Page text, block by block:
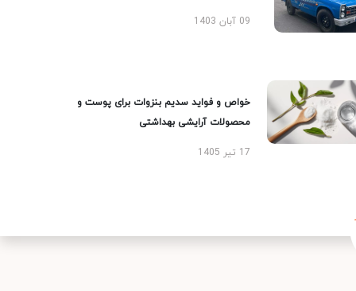
09 آبان 1403
خواص و فواید سدیم بنزوات برای پوست و
محصولات آرایشی بهداشتی
17 تیر 1405